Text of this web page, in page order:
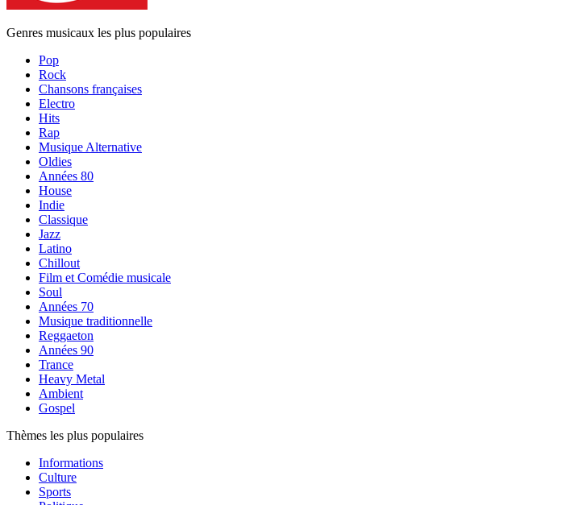
Genres musicaux les plus populaires
Pop
Rock
Chansons françaises
Electro
Hits
Rap
Musique Alternative
Oldies
Années 80
House
Indie
Classique
Jazz
Latino
Chillout
Film et Comédie musicale
Soul
Années 70
Musique traditionnelle
Reggaeton
Années 90
Trance
Heavy Metal
Ambient
Gospel
Thèmes les plus populaires
Informations
Culture
Sports